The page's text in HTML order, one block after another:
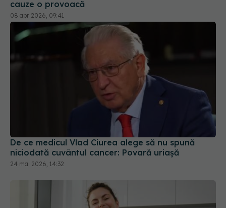
cauze o provoacă
08 apr 2026, 09:41
De ce medicul Vlad Ciurea alege să nu spună
niciodată cuvântul cancer: Povară uriașă
24 mai 2026, 14:32